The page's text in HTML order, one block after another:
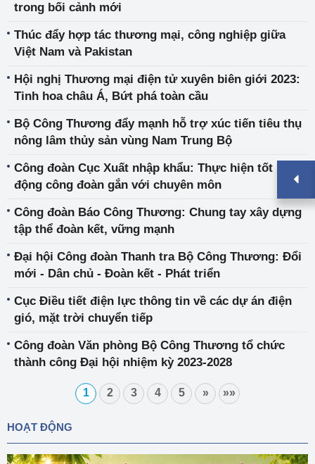
trong bối cảnh mới
Thúc đẩy hợp tác thương mại, công nghiệp giữa
Việt Nam và Pakistan
Hội nghị Thương mại điện tử xuyên biên giới 2023:
Tinh hoa châu Á, Bứt phá toàn cầu
Bộ Công Thương đẩy mạnh hỗ trợ xúc tiến tiêu thụ
nông lâm thủy sản vùng Nam Trung Bộ
Công đoàn Cục Xuất nhập khẩu: Thực hiện tốt hoạt
động công đoàn gắn với chuyên môn
Công đoàn Báo Công Thương: Chung tay xây dựng
tập thể đoàn kết, vững mạnh
Đại hội Công đoàn Thanh tra Bộ Công Thương: Đổi
mới - Dân chủ - Đoàn kết - Phát triển
Cục Điều tiết điện lực thông tin về các dự án điện
gió, mặt trời chuyển tiếp
Công đoàn Văn phòng Bộ Công Thương tổ chức
thành công Đại hội nhiệm kỳ 2023-2028
1 2 3 4 5 » »»
HOẠT ĐỘNG